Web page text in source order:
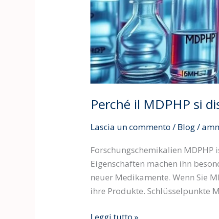
Perché il MDPHP si
Lascia un commento / Blog/
Forschungschemikalien MDPHP
Eigenschaften machen ihn
neuer Medikamente. Wenn Sie
ihre Produkte. Schlüsselpunkte